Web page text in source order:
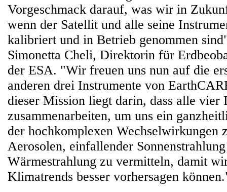
Vorgeschmack darauf, was wir in
wenn der Satellit und alle seine
kalibriert und in Betrieb genommen
Simonetta Cheli, Direktorin für
der ESA. "Wir freuen uns nun auf die
anderen drei Instrumente von
dieser Mission liegt darin, dass alle vier
zusammenarbeiten, um uns ein
der hochkomplexen Wechselwirkungen
Aerosolen, einfallender
Wärmestrahlung zu vermitteln, damit
Klimatrends besser vorhersagen